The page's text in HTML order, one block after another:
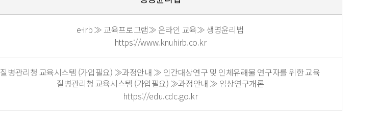
e-irb ≫ 교육프로그램≫ 온라인 교육≫ 생명윤리법
https://www.knuhirb.co.kr
질병관리청 교육시스템 (가입필요) ≫과정안내 ≫ 인간대상연구 및 인체유래물 연구자를 위한 교육
질병관리청 교육시스템 (가입필요) ≫과정안내 ≫ 임상연구개론
https://edu.cdc.go.kr